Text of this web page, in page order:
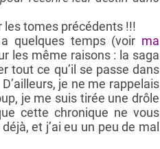
les tomes précédents !!!
quelques temps (voir ma
les même raisons : la saga
tout ce qu’il se passe dans
je ne me rappelais
je me suis tirée une drôle
cette chronique ne vous
et j’ai eu un peu de mal